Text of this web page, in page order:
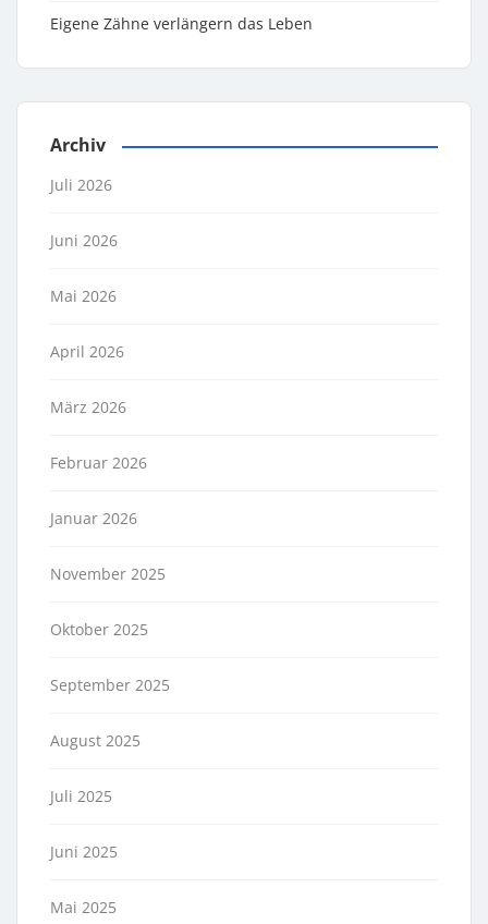
Eigene Zähne verlängern das Leben
Archiv
Juli 2026
Juni 2026
Mai 2026
April 2026
März 2026
Februar 2026
Januar 2026
November 2025
Oktober 2025
September 2025
August 2025
Juli 2025
Juni 2025
Mai 2025